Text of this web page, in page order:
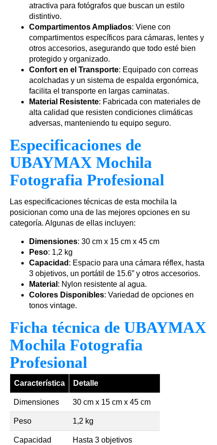
atractiva para fotógrafos que buscan un estilo
distintivo.
Compartimentos Ampliados: Viene con
compartimentos específicos para cámaras, lentes y
otros accesorios, asegurando que todo esté bien
protegido y organizado.
Confort en el Transporte: Equipado con correas
acolchadas y un sistema de espalda ergonómica,
facilita el transporte en largas caminatas.
Material Resistente: Fabricada con materiales de
alta calidad que resisten condiciones climáticas
adversas, manteniendo tu equipo seguro.
Especificaciones de
UBAYMAX Mochila
Fotografia Profesional
Las especificaciones técnicas de esta mochila la
posicionan como una de las mejores opciones en su
categoría. Algunas de ellas incluyen:
Dimensiones: 30 cm x 15 cm x 45 cm
Peso: 1,2 kg
Capacidad : Espacio para una cámara réflex, hasta
3 objetivos, un portátil de 15.6” y otros accesorios.
Material : Nylon resistente al agua.
Colores Disponibles: Variedad de opciones en
tonos vintage.
Ficha técnica de UBAYMAX
Mochila Fotografia
Profesional
Característica Detalle
Dimensiones 30 cm x 15 cm x 45 cm
Peso 1,2 kg
Capacidad Hasta 3 objetivos